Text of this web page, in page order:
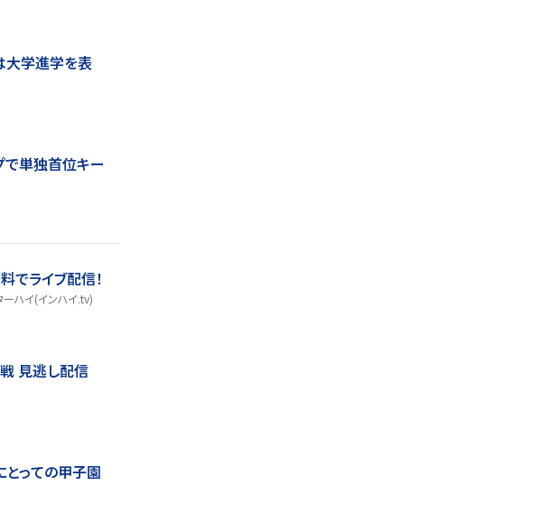
大学進学を表
で単独首位キー
でライブ配信！
ーハイ(インハイ.tv)
見逃し配信
とっての甲子園